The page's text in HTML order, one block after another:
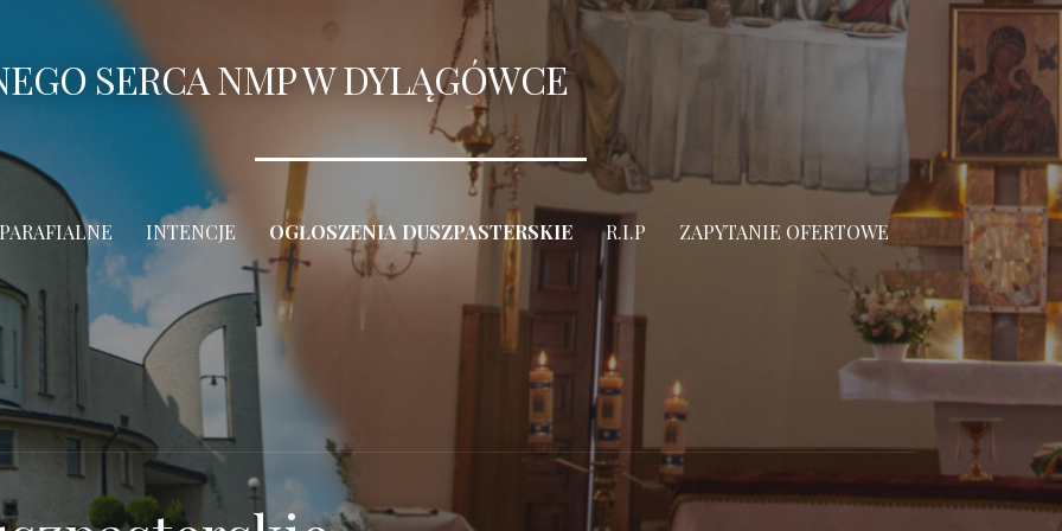
SERCA NMP W DYLĄGÓWCE
INTENCJE OGŁOSZENIA DUSZPASTERSKIE R.I.P ZAPYTANIE OFERTOWE